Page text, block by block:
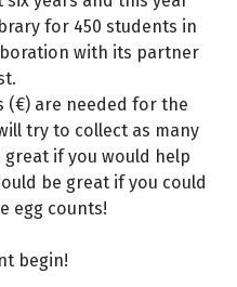
for 450 students in
with its partner
(€) are needed for the
try to collect as many
great if you would help
be great if you could
egg counts!
begin!